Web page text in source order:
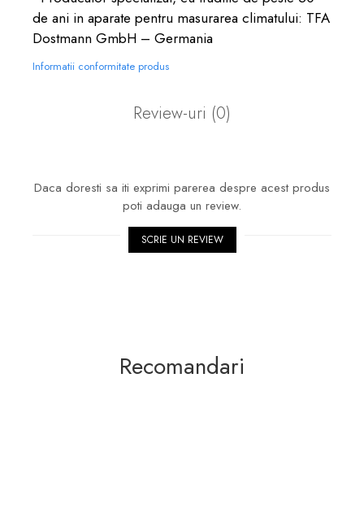
de ani in aparate pentru masurarea climatului: TFA
Dostmann GmbH – Germania
Informatii conformitate produs
Review-uri (0)
Daca doresti sa iti exprimi parerea despre acest produs
poti adauga un review.
SCRIE UN REVIEW
Recomandari